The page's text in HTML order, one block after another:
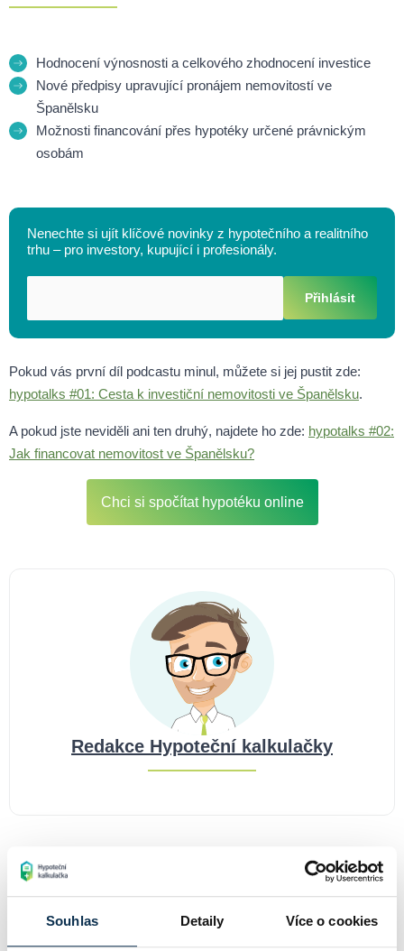
Souhlas Detaily Více o cookies
Hodnocení výnosnosti a celkového zhodnocení investice
Nové předpisy upravující pronájem nemovitostí ve
Španělsku
Možnosti financování přes hypotéky určené právnickým
osobám
Nenechte si ujít klíčové novinky z hypotečního a realitního
trhu – pro investory, kupující i profesionály.
Přihlásit
Pokud vás první díl podcastu minul, můžete si jej pustit zde:
hypotalks #01: Cesta k investiční nemovitosti ve Španělsku.
A pokud jste neviděli ani ten druhý, najdete ho zde: hypotalks #02:
Jak financovat nemovitost ve Španělsku?
Chci si spočítat hypotéku online
Redakce Hypoteční kalkulačky
Najdete v kategoriích:
Hypotéky